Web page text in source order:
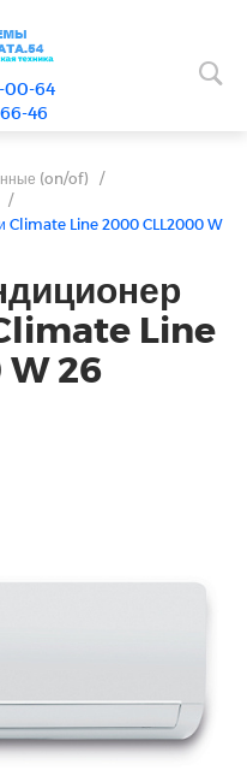
00-64
46
(on/of)
/
/
Climate Line 2000 CLL2000 W
Line
26